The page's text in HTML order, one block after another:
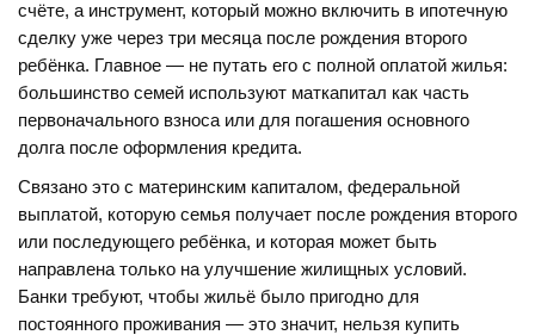
счёте, а инструмент, который можно включить в ипотечную
сделку уже через три месяца после рождения второго
ребёнка. Главное — не путать его с полной оплатой жилья:
большинство семей используют маткапитал как часть
первоначального взноса или для погашения основного
долга после оформления кредита.
Связано это с материнским капиталом, федеральной
выплатой, которую семья получает после рождения второго
или последующего ребёнка, и которая может быть
направлена только на улучшение жилищных условий.
Банки требуют, чтобы жильё было пригодно для
постоянного проживания — это значит, нельзя купить